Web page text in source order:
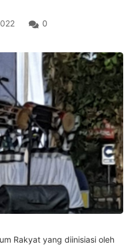
0
Rakyat yang diinisiasi oleh